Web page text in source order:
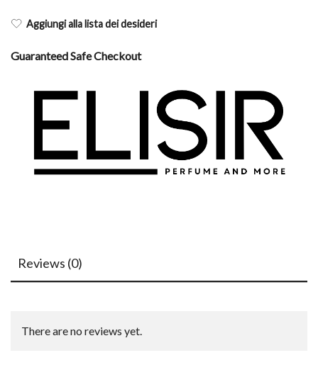
Aggiungi alla lista dei desideri
Guaranteed Safe Checkout
Reviews (0)
There are no reviews yet.